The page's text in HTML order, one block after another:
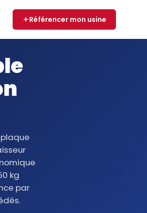
Référencer mon usine
kg
par